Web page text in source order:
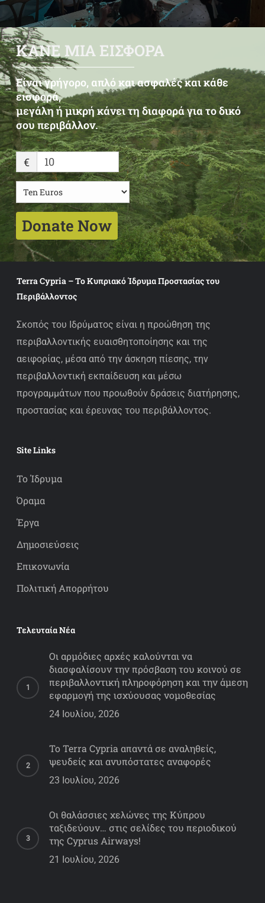
ΚΑΝΕ ΜΙΑ ΕΙΣΦΟΡΑ
Είναι γρήγορο, απλό και ασφαλές και κάθε
εισφορά,
μεγάλη ή μικρή κάνει τη διαφορά για το δικό
σου περιβάλλον.
€
Donate Now
Terra Cypria – Το Κυπριακό Ίδρυμα Προστασίας του
Περιβάλλοντος
Σκοπός του Ιδρύματος είναι η προώθηση της
περιβαλλοντικής ευαισθητοποίησης και της
αειφορίας, μέσα από την άσκηση πίεσης, την
περιβαλλοντική εκπαίδευση και μέσω
προγραμμάτων που προωθούν δράσεις διατήρησης,
προστασίας και έρευνας του περιβάλλοντος.
Site Links
Το Ίδρυμα
Όραμα
Έργα
Δημοσιεύσεις
Επικονωνία
Πολιτική Απορρήτου
Τελευταία Νέα
Οι αρμόδιες αρχές καλούνται να
διασφαλίσουν την πρόσβαση του κοινού σε
περιβαλλοντική πληροφόρηση και την άμεση
εφαρμογή της ισχύουσας νομοθεσίας
24 Ιουλίου, 2026
Το Terra Cypria απαντά σε αναληθείς,
ψευδείς και ανυπόστατες αναφορές
23 Ιουλίου, 2026
Οι θαλάσσιες χελώνες της Κύπρου
ταξιδεύουν… στις σελίδες του περιοδικού
της Cyprus Airways!
21 Ιουλίου, 2026